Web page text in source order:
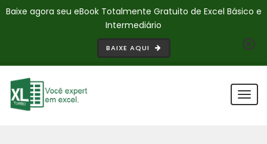
Baixe agora seu eBook Totalmente Gratuito de Excel Básico e
Intermediário
BAIXE AQUI